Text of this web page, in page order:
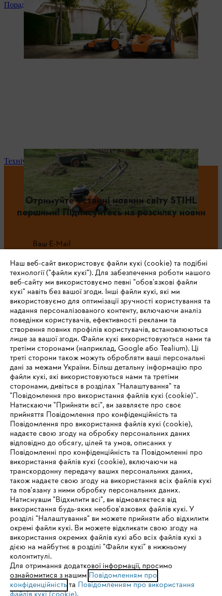
Поради та інструкція до продукту
Технічне обслуговування та ремонт
Отримуйте останні новини світу STIHL
першими! Підписуйтесь на розсилку новин
Ваш E-Mail
Зареєструватись зараз
#STIHL
Про компанію STIHL
Запитання та відповіді
Сервіс
Політика конфіденційності Вихідні дані Cookies
Юридична інформація
IHR BROWSER WIRD NICHT
UNTERSTÜTZT
Sie nutzen einen Browser, den wir noch nicht unterstützen. Für
eine optimale Nutzung unserer Seite empfehlen wir Ihnen, zu
einem der folgenden Browser zu wechseln:
Наш веб-сайт використовує файли кукі (cookie) та подібні
технології ("файли кукі"). Для забезпечення роботи нашого
веб-сайту ми використовуємо певні "обов’язкові файли
кукі" навіть без вашої згоди. Інші файли кукі, які ми
використовуємо для оптимізації зручності користування та
надання персоналізованого контенту, включаючи аналіз
поведінки користувачів, ефективності реклами та
створення повних профілів користувачів, встановлюються
лише за вашої згоди. Файли кукі використовуються нами та
третіми сторонами (наприклад, Google або Tealium). Ці
треті сторони також можуть обробляти ваші персональні
дані за межами України. Більш детальну інформацію про
файли кукі, які використовуються нами та третіми
сторонами, дивіться в розділах "Налаштування" та
"Повідомлення про використання файлів кукі (cookie)”.
Натискаючи "Прийняти всі", ви заявляєте про своє
прийняття Повідомлення про конфіденційність та
Повідомлення про використання файлів кукі (cookie),
надаєте свою згоду на обробку персональних даних
відповідно до обсягу, цілей та умов, описаних у
Повідомленні про конфіденційність та Повідомленні про
використання файлів кукі (cookie), включаючи на
транскордонну передачу ваших персональних даних,
також надаєте свою згоду на використання всіх файлів кукі
та пов'язану з ними обробку персональних даних.
Натиснувши "Відхилити всі", ви відмовляєтеся від
використання будь-яких необов'язкових файлів кукі. У
розділі "Налаштування" ви можете прийняти або відхилити
окремі файли кукі. Ви можете відкликати свою згоду на
використання окремих файлів кукі або всіх файлів кукі з
дією на майбутнє в розділі "Файли кукі" в нижньому
колонтитулі.
Для отримання додаткової інформації, просимо
ознайомитися з нашим Повідомленням про
конфіденційністьта Повідомленням про використання